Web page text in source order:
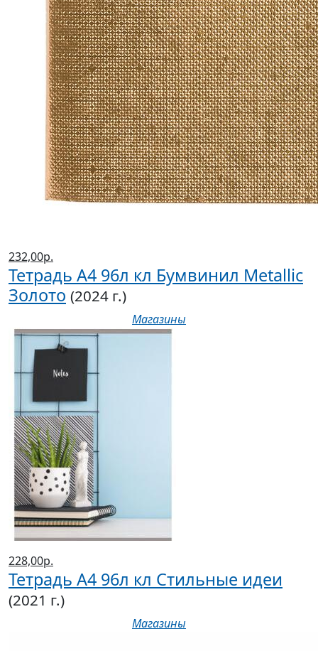
232,00р.
Тетрадь А4 96л кл Бумвинил Metallic
Золото (2024 г.)
Магазины
228,00р.
Тетрадь А4 96л кл Стильные идеи
(2021 г.)
Магазины